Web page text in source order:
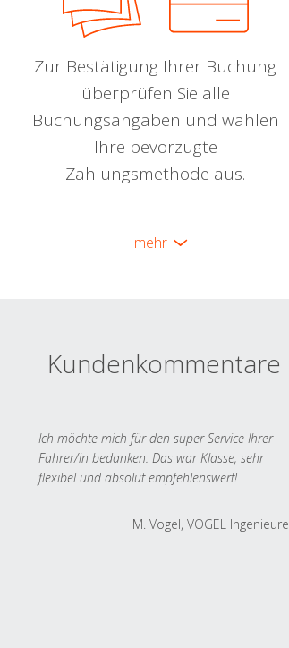
Zur Bestätigung Ihrer Buchung
überprüfen Sie alle
Buchungsangaben und wählen
Ihre bevorzugte
Zahlungsmethode aus.
mehr
Kundenkommentare
Ich möchte mich für den super Service Ihrer
Fahrer/in bedanken. Das war Klasse, sehr
flexibel und absolut empfehlenswert!
M. Vogel, VOGEL Ingenieure